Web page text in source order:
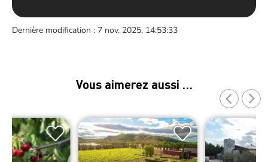
Dernière modification : 7 nov. 2025, 14:53:33
Vous aimerez aussi …